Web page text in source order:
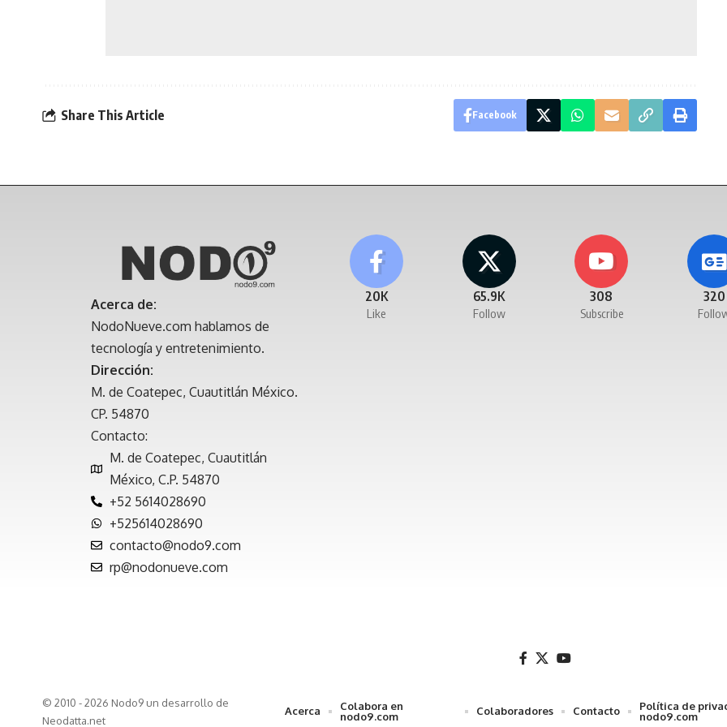
Share This Article Facebook
Acerca de:
NodoNueve.com hablamos de
tecnología y entretenimiento.
Dirección:
M. de Coatepec, Cuautitlán México.
CP. 54870
Contacto:
M. de Coatepec, Cuautitlán
México, C.P. 54870
+52 5614028690
+525614028690
contacto@nodo9.com
rp@nodonueve.com
20K
Like
65.9K
Follow
308
Subscribe
320
© 2010 - 2026 Nodo9 un desarrollo de
Neodatta.net
Acerca
Colabora en
nodo9.com
Colaboradores Contacto
Política de
nodo9.com